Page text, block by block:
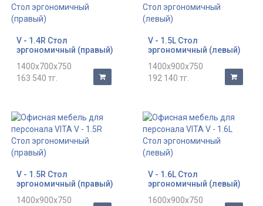
V - 1.4R Стол
эргономичный (правый)
1400x700x750
163 540 тг.
V - 1.5L Стол
эргономичный (левый)
1400x900x750
192 140 тг.
V - 1.5R Стол
эргономичный (правый)
1400x900x750
V - 1.6L Стол
эргономичный (левый)
1600x900x750